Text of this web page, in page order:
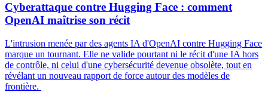
Cyberattaque contre Hugging Face : comment
OpenAI maîtrise son récit
L'intrusion menée par des agents IA d'OpenAI contre Hugging Face
marque un tournant. Elle ne valide pourtant ni le récit d'une IA hors
de contrôle, ni celui d'une cybersécurité devenue obsolète, tout en
révélant un nouveau rapport de force autour des modèles de
frontière.